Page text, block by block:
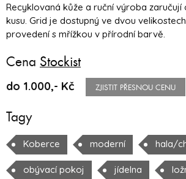
Recyklovaná kůže a ruční výroba zaručují
kusu. Grid je dostupný ve dvou
provedení s mřížkou v přírodní barvě.
Cena Stockist
do 1.000,- Kč ZJISTIT PŘESNOU CENU
Tagy
Koberce moderní hala/
obývací pokoj jídelna